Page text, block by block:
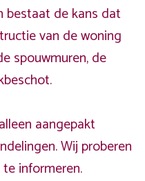
bestaat de kans dat
van de woning
spouwmuren, de
aangepakt
Wij proberen
informeren.